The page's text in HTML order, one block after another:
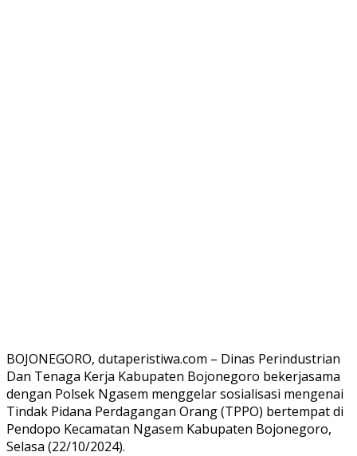
BOJONEGORO, dutaperistiwa.com – Dinas Perindustrian
Dan Tenaga Kerja Kabupaten Bojonegoro bekerjasama
dengan Polsek Ngasem menggelar sosialisasi mengenai
Tindak Pidana Perdagangan Orang (TPPO) bertempat di
Pendopo Kecamatan Ngasem Kabupaten Bojonegoro,
Selasa (22/10/2024).